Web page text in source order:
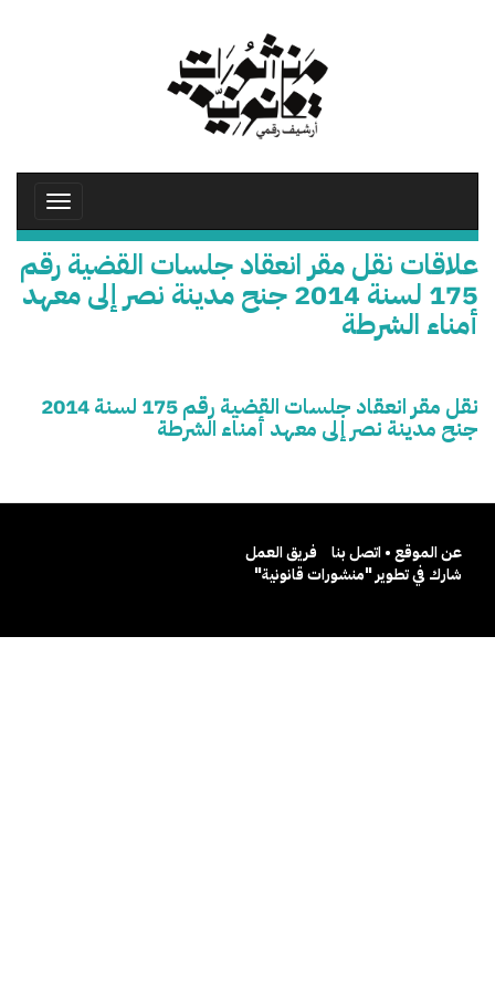
Toggle
علاقات نقل مقر انعقاد جلسات القضية رقم
175 لسنة 2014 جنح مدينة نصر إلى معهد
أمناء الشرطة
نقل مقر انعقاد جلسات القضية رقم 175 لسنة 2014
جنح مدينة نصر إلى معهد أمناء الشرطة
عن الموقع • اتصل بنا
فريق العمل
شارك في تطوير "منشورات قانونية"